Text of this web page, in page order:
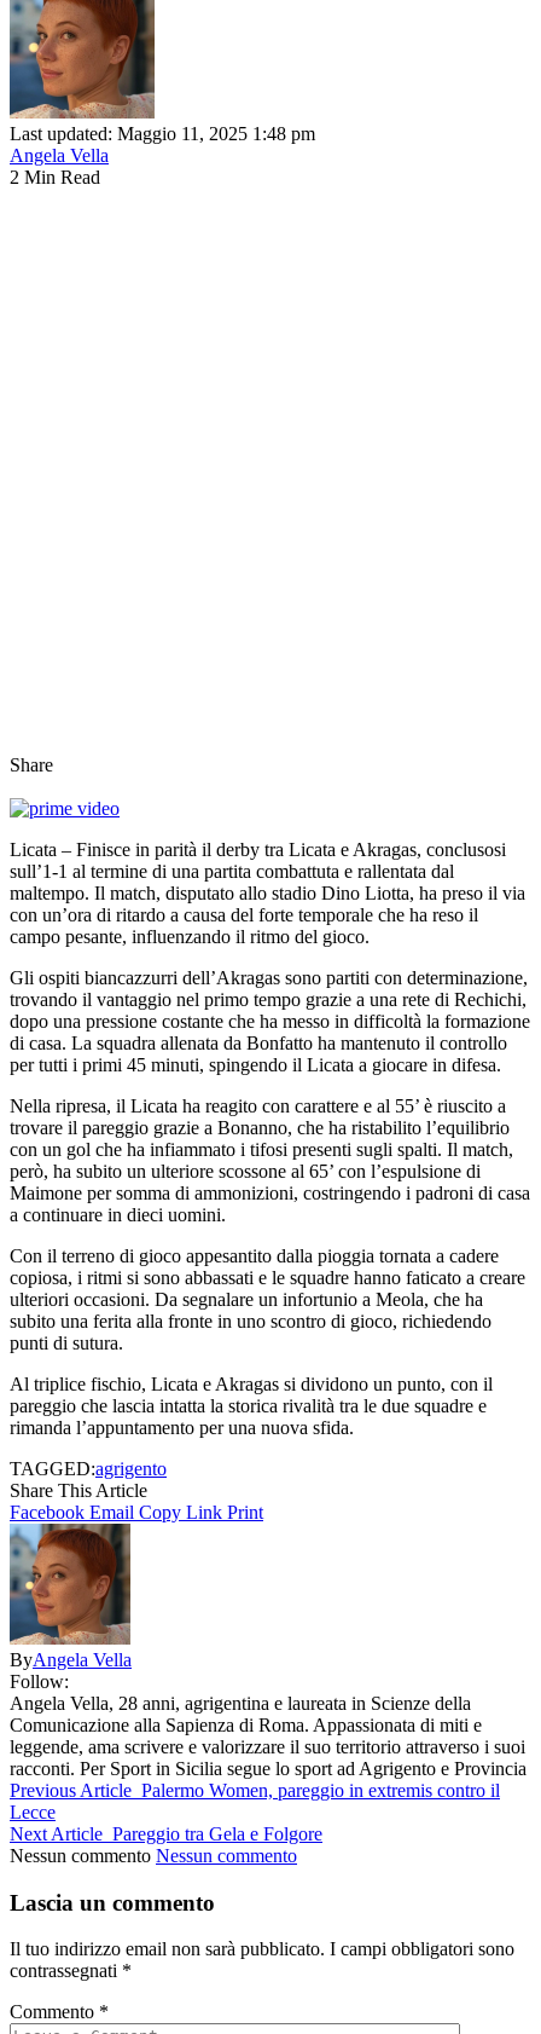
Last updated: Maggio 11, 2025 1:48 pm
Angela Vella
2 Min Read
Share
Licata – Finisce in parità il derby tra Licata e Akragas, conclusosi
sull’1-1 al termine di una partita combattuta e rallentata dal
maltempo. Il match, disputato allo stadio Dino Liotta, ha preso il via
con un’ora di ritardo a causa del forte temporale che ha reso il
campo pesante, influenzando il ritmo del gioco.
Gli ospiti biancazzurri dell’Akragas sono partiti con determinazione,
trovando il vantaggio nel primo tempo grazie a una rete di Rechichi,
dopo una pressione costante che ha messo in difficoltà la formazione
di casa. La squadra allenata da Bonfatto ha mantenuto il controllo
per tutti i primi 45 minuti, spingendo il Licata a giocare in difesa.
Nella ripresa, il Licata ha reagito con carattere e al 55’ è riuscito a
trovare il pareggio grazie a Bonanno, che ha ristabilito l’equilibrio
con un gol che ha infiammato i tifosi presenti sugli spalti. Il match,
però, ha subito un ulteriore scossone al 65’ con l’espulsione di
Maimone per somma di ammonizioni, costringendo i padroni di casa
a continuare in dieci uomini.
Con il terreno di gioco appesantito dalla pioggia tornata a cadere
copiosa, i ritmi si sono abbassati e le squadre hanno faticato a creare
ulteriori occasioni. Da segnalare un infortunio a Meola, che ha
subito una ferita alla fronte in uno scontro di gioco, richiedendo
punti di sutura.
Al triplice fischio, Licata e Akragas si dividono un punto, con il
pareggio che lascia intatta la storica rivalità tra le due squadre e
rimanda l’appuntamento per una nuova sfida.
TAGGED:agrigento
Share This Article
Facebook Email Copy Link Print
ByAngela Vella
Follow:
Angela Vella, 28 anni, agrigentina e laureata in Scienze della
Comunicazione alla Sapienza di Roma. Appassionata di miti e
leggende, ama scrivere e valorizzare il suo territorio attraverso i suoi
racconti. Per Sport in Sicilia segue lo sport ad Agrigento e Provincia
Previous Article Palermo Women, pareggio in extremis contro il
Lecce
Next Article Pareggio tra Gela e Folgore
Nessun commento Nessun commento
Lascia un commento
Il tuo indirizzo email non sarà pubblicato. I campi obbligatori sono
contrassegnati *
Commento *